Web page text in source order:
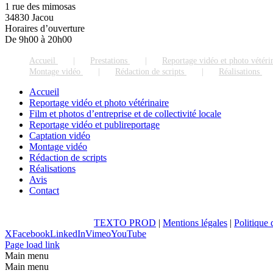
1 rue des mimosas
34830 Jacou
Horaires d’ouverture
De 9h00 à 20h00
Accueil Prestations
Reportage vidéo et photo
Montage vidéo
Rédaction de scripts Réalisations
Accueil
Reportage vidéo et photo vétérinaire
Film et photos d’entreprise et de collectivité locale
Reportage vidéo et publireportage
Captation vidéo
Montage vidéo
Rédaction de scripts
Réalisations
Avis
Contact
TEXTO PROD | Mentions légales | Politique
XFacebookLinkedInVimeoYouTube
Page load link
Main menu
Main menu